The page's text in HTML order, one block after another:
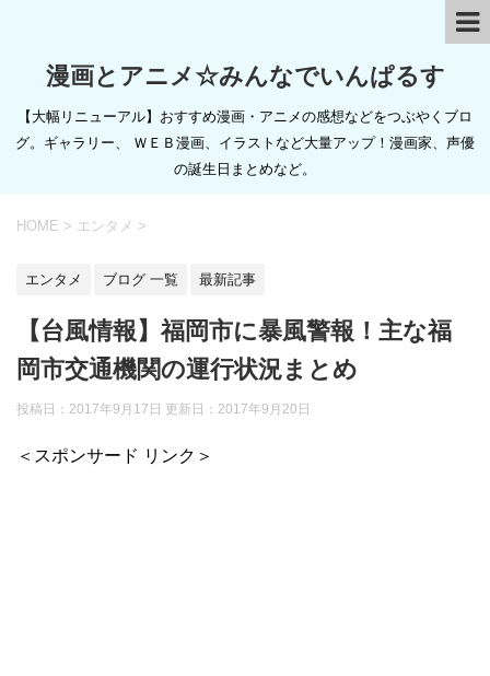
漫画とアニメ☆みんなでいんぱるす
【大幅リニューアル】おすすめ漫画・アニメの感想などをつぶやくブロ
グ。ギャラリー、 ＷＥＢ漫画、イラストなど大量アップ！漫画家、声優
の誕生日まとめなど。
HOME > エンタメ >
エンタメ ブログ 一覧 最新記事
【台風情報】福岡市に暴風警報！主な福
岡市交通機関の運行状況まとめ
投稿日：2017年9月17日 更新日： 2017年9月20日
＜スポンサード リンク＞